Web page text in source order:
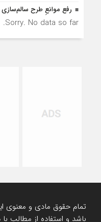
رفع موانع‌ِ طرح
Sorry. No data so far.
تمام حقوق مادی و
باشد و استفاده از مطالب